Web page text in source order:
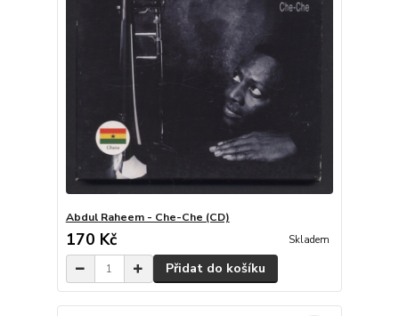
Abdul Raheem - Che-Che (CD)
170 Kč Skladem
Přidat do košíku